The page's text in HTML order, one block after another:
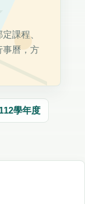
課程、
事曆，方
112學年度